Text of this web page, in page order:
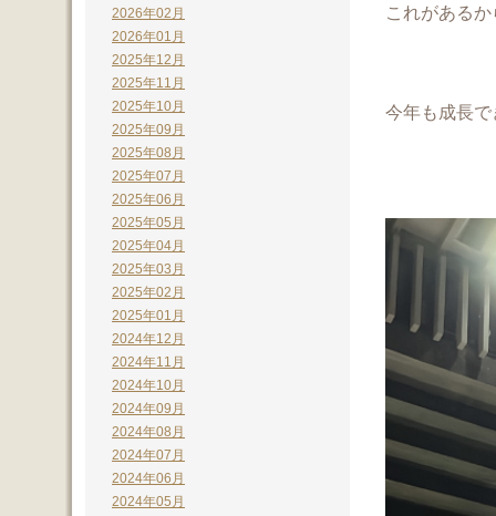
これがある
今年も成長
2026年02月
2026年01月
2025年12月
2025年11月
2025年10月
2025年09月
2025年08月
2025年07月
2025年06月
2025年05月
2025年04月
2025年03月
2025年02月
2025年01月
2024年12月
2024年11月
2024年10月
2024年09月
2024年08月
2024年07月
2024年06月
2024年05月